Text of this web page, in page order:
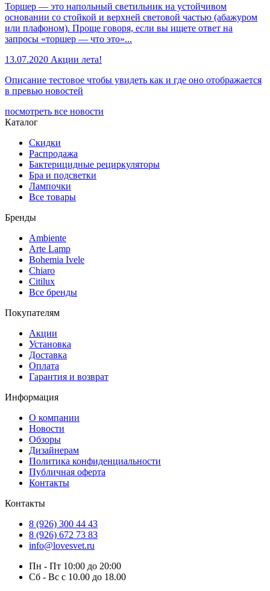
Торшер — это напольный светильник на устойчивом
основании со стойкой и верхней световой частью (абажуром
или плафоном). Проще говоря, если вы ищете ответ на
запросы «торшер — что это»...
13.07.2020 Акции лета!
Описание тестовое чтобы увидеть как и где оно отображается
в превью новостей
посмотреть все новости
Каталог
Скидки
Распродажа
Бактерицидные рециркуляторы
Бра и подсветки
Лампочки
Все товары
Бренды
Ambiente
Arte Lamp
Bohemia Ivele
Chiaro
Citilux
Все бренды
Покупателям
Акции
Установка
Доставка
Оплата
Гарантия и возврат
Информация
О компании
Новости
Обзоры
Дизайнерам
Политика конфиденциальности
Публичная оферта
Контакты
Контакты
8 (926) 300 44 43
8 (926) 672 73 83
info@lovesvet.ru
Пн - Пт 10:00 до 20:00
Сб - Вс с 10.00 до 18.00